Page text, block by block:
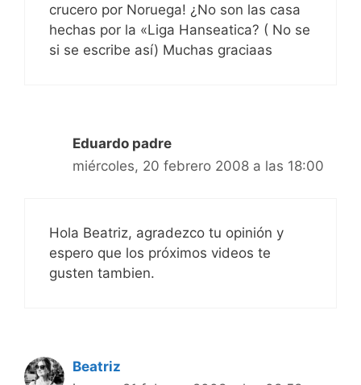
crucero por Noruega! ¿No son las casa
hechas por la «Liga Hanseatica? ( No se
si se escribe así) Muchas graciaas
Eduardo padre
miércoles, 20 febrero 2008 a las 18:00
Hola Beatriz, agradezco tu opinión y
espero que los próximos videos te
gusten tambien.
Beatriz